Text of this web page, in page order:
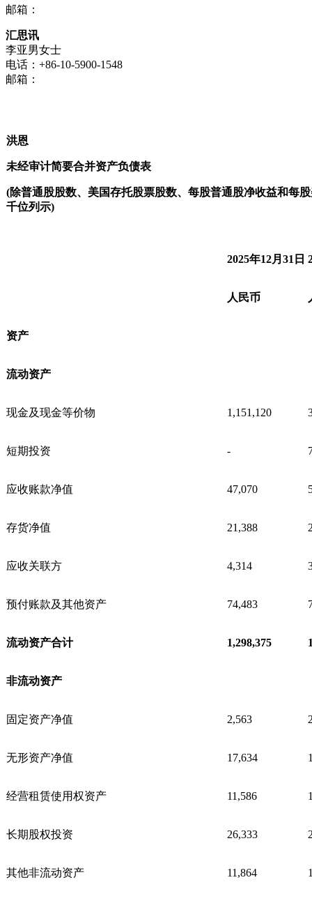
邮箱：
汇思讯
李亚男女士
电话：+86-10-5900-1548
邮箱：
洪恩
未经审计简要合并资产负债表
(除普通股股数、美国存托股票股数、每股普通股净收益和每
千位列示)
2025年12月31日
人民币
资产
流动资产
现金及现金等价物 1,151,120
短期投资 -
应收账款净值 47,070
存货净值 21,388
应收关联方 4,314
预付账款及其他资产 74,483
流动资产合计 1,298,375
非流动资产
固定资产净值 2,563
无形资产净值 17,634
经营租赁使用权资产 11,586
长期股权投资 26,333
其他非流动资产 11,864